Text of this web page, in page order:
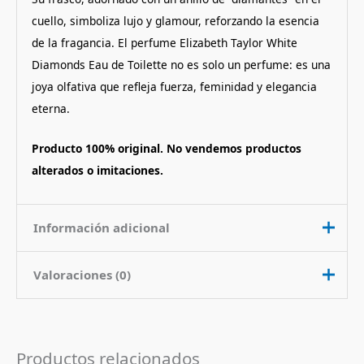
cuello, simboliza lujo y glamour, reforzando la esencia
de la fragancia. El perfume Elizabeth Taylor White
Diamonds Eau de Toilette no es solo un perfume: es una
joya olfativa que refleja fuerza, feminidad y elegancia
eterna.
Producto 100% original. No vendemos productos
alterados o imitaciones.
Información adicional
Contenido
Pais de Origen Estados Unidos
Valoraciones (0)
Productos relacionados